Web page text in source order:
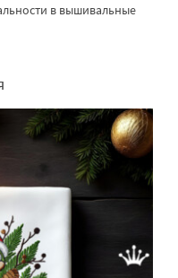
в вышивальные